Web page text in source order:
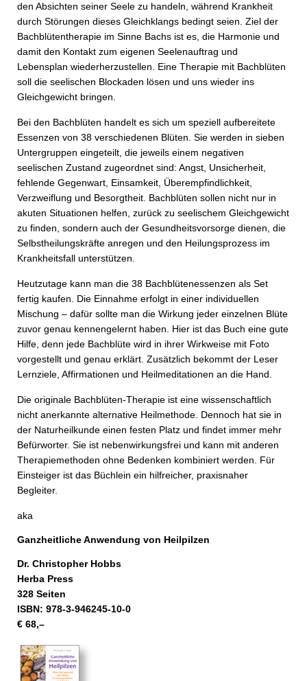
den Absichten seiner Seele zu handeln, während Krankheit
durch Störungen dieses Gleichklangs bedingt seien. Ziel der
Bachblütentherapie im Sinne Bachs ist es, die Harmonie und
damit den Kontakt zum eigenen Seelenauftrag und
Lebensplan wiederherzustellen. Eine Therapie mit Bachblüten
soll die seelischen Blockaden lösen und uns wieder ins
Gleichgewicht bringen.
Bei den Bachblüten handelt es sich um speziell aufbereitete
Essenzen von 38 verschiedenen Blüten. Sie werden in sieben
Untergruppen eingeteilt, die jeweils einem negativen
seelischen Zustand zugeordnet sind: Angst, Unsicherheit,
fehlende Gegenwart, Einsamkeit, Überempfindlichkeit,
Verzweiflung und Besorgtheit. Bachblüten sollen nicht nur in
akuten Situationen helfen, zurück zu seelischem Gleichgewicht
zu finden, sondern auch der Gesundheitsvorsorge dienen, die
Selbstheilungskräfte anregen und den Heilungsprozess im
Krankheitsfall unterstützen.
Heutzutage kann man die 38 Bachblütenessenzen als Set
fertig kaufen. Die Einnahme erfolgt in einer individuellen
Mischung – dafür sollte man die Wirkung jeder einzelnen Blüte
zuvor genau kennengelernt haben. Hier ist das Buch eine gute
Hilfe, denn jede Bachblüte wird in ihrer Wirkweise mit Foto
vorgestellt und genau erklärt. Zusätzlich bekommt der Leser
Lernziele, Affirmationen und Heilmeditationen an die Hand.
Die originale Bachblüten-Therapie ist eine wissenschaftlich
nicht anerkannte alternative Heilmethode. Dennoch hat sie in
der Naturheilkunde einen festen Platz und findet immer mehr
Befürworter. Sie ist nebenwirkungsfrei und kann mit anderen
Therapiemethoden ohne Bedenken kombiniert werden. Für
Einsteiger ist das Büchlein ein hilfreicher, praxisnaher
Begleiter.
aka
Ganzheitliche Anwendung von Heilpilzen
Dr. Christopher Hobbs
Herba Press
328 Seiten
ISBN: 978-3-946245-10-0
€ 68,–